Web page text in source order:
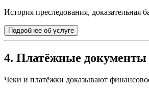
История преследования,
Подробнее об услуге
4. Платёжные документы
Чеки и платёжки доказывают